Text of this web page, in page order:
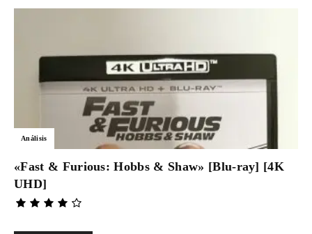
Análisis
«Fast & Furious: Hobbs & Shaw» [Blu-ray] [4K
UHD]